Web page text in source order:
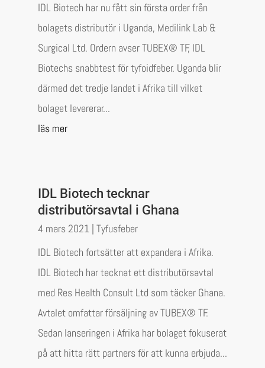
IDL Biotech har nu fått sin första order från
bolagets distributör i Uganda, Medilink Lab &
Surgical Ltd. Ordern avser TUBEX® TF, IDL
Biotechs snabbtest för tyfoidfeber. Uganda blir
därmed det tredje landet i Afrika till vilket
bolaget levererar...
läs mer
IDL Biotech tecknar
distributörsavtal i Ghana
4 mars 2021| Tyfusfeber
IDL Biotech fortsätter att expandera i Afrika.
IDL Biotech har tecknat ett distributörsavtal
med Res Health Consult Ltd som täcker Ghana.
Avtalet omfattar försäljning av TUBEX® TF.
Sedan lanseringen i Afrika har bolaget fokuserat
på att hitta rätt partners för att kunna erbjuda...